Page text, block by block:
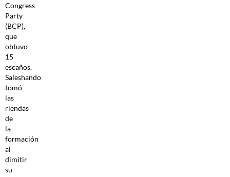
Congress
Party
(BCP),
que
obtuvo
15
escaños.
Saleshando
tomó
las
riendas
de
la
formación
al
dimitir
su